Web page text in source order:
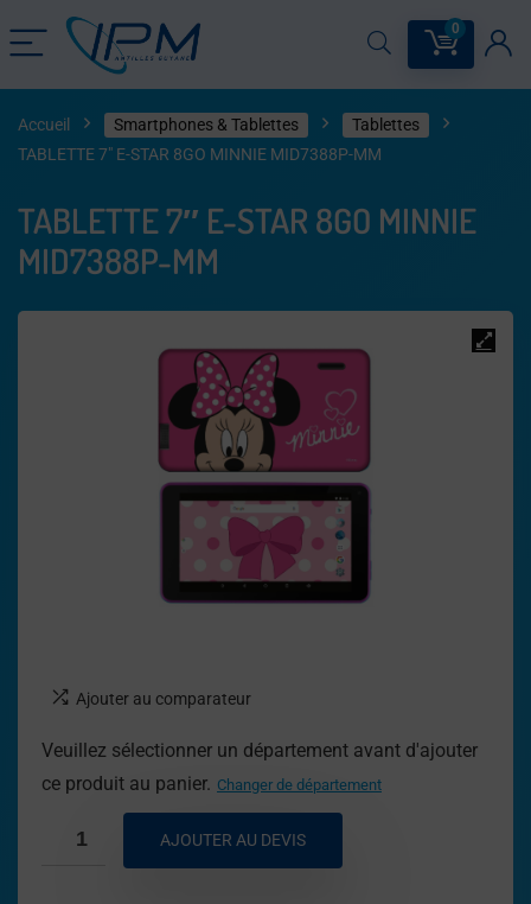
0
Accueil Smartphones & Tablettes
Tablettes
TABLETTE 7″ E-STAR 8GO MINNIE MID7388P-MM
TABLETTE 7″ E-STAR 8GO MINNIE
MID7388P-MM
Ajouter au comparateur
Veuillez sélectionner un département avant d'ajouter
ce produit au panier. Changer de département
AJOUTER AU DEVIS